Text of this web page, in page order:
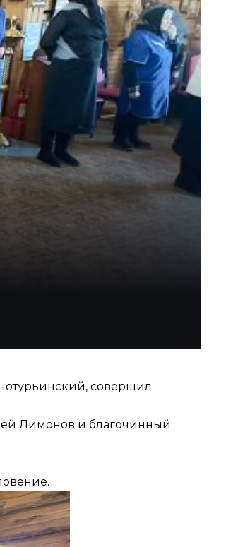
совершил
Лимонов и благочинный